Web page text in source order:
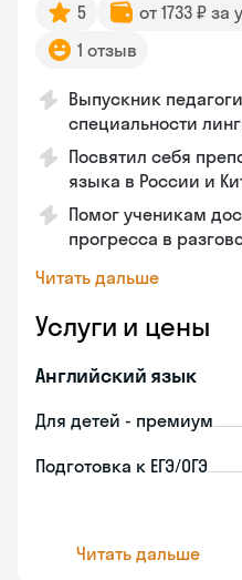
5 от 1733 ₽ за
1 отзыв
Выпускник
специальности
Посвятил себя
языка в России и
Помог ученикам
прогресса в
Читать дальше
Услуги и цены
Английский язык
Для детей - премиум
Подготовка к ЕГЭ/ОГЭ
Читать дальше